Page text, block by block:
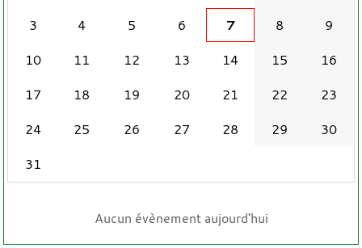
3
4 5 6 7 8
9
10
11 12 13 14 15
16
17
18 19 20 21 22
23
24
25 26 27 28 29
30
31
Aucun évènement aujourd'hui